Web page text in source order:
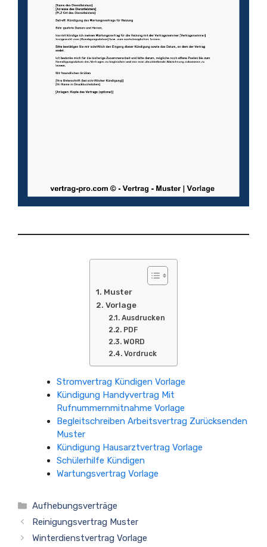
Muster
Vorlage
Ausdrucken
PDF
WORD
Vordruck
Stromvertrag Kündigen Vorlage
Kündigung Handyvertrag Mit
Rufnummernmitnahme Vorlage
Begleitschreiben Arbeitsvertrag Zurücksenden
Muster
Kündigung Hausarztvertrag Vorlage
Schülerhilfe Kündigen
Wartungsvertrag Vorlage
Kategorien
Aufhebungsverträge
Reinigungsvertrag Muster
Winterdienstvertrag Vorlage